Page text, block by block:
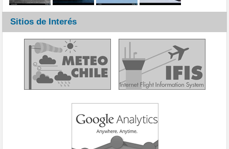
Sitios de Interés